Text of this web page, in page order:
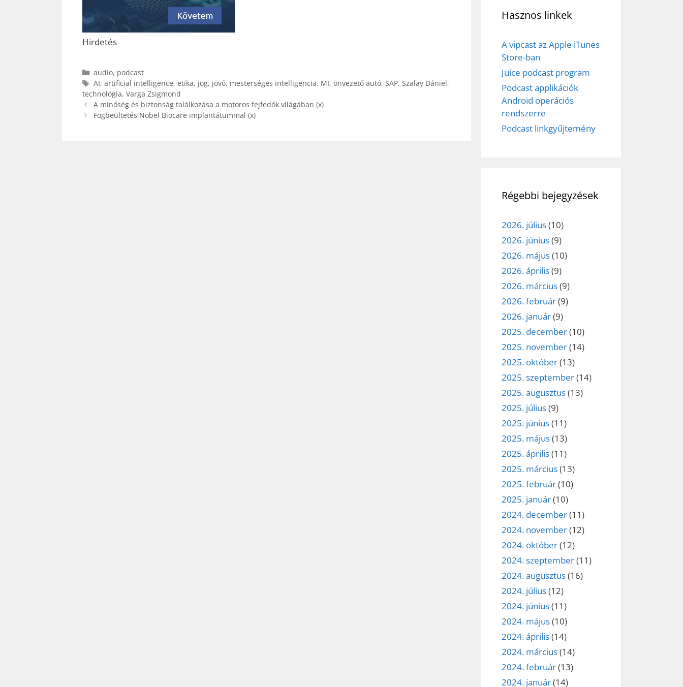
Hirdetés
Kategória
audio, podcast
Címkék
AI, artificial intelligence, etika, jog, jövő, mesterséges intelligencia, MI, önvezető autó, SAP, Szalay Dániel,
technológia, Varga Zsigmond
A minőség és biztonság találkozása a motoros fejfedők világában (x)
Fogbeültetés Nobel Biocare implantátummal (x)
Hasznos linkek
A vipcast az Apple iTunes
Store-ban
Juice podcast program
Podcast applikációk
Android operációs
rendszerre
Podcast linkgyűjtemény
Régebbi bejegyzések
2026. július(10)
2026. június(9)
2026. május(10)
2026. április(9)
2026. március(9)
2026. február(9)
2026. január(9)
2025. december(10)
2025. november(14)
2025. október(13)
2025. szeptember(14)
2025. augusztus(13)
2025. július(9)
2025. június(11)
2025. május(13)
2025. április(11)
2025. március(13)
2025. február(10)
2025. január(10)
2024. december(11)
2024. november(12)
2024. október(12)
2024. szeptember(11)
2024. augusztus(16)
2024. július(12)
2024. június(11)
2024. május(10)
2024. április(14)
2024. március(14)
2024. február(13)
2024. január(14)